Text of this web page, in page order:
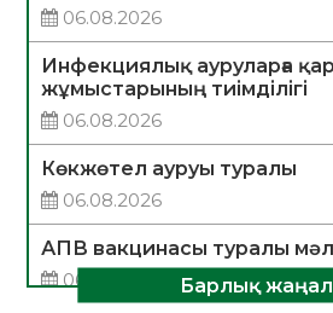
06.08.2026
Инфекциялық ауруларға
жұмыстарының тиімділігі
06.08.2026
Көкжөтел ауруы туралы
06.08.2026
АПВ вакцинасы туралы
06.08.2026
Барлық